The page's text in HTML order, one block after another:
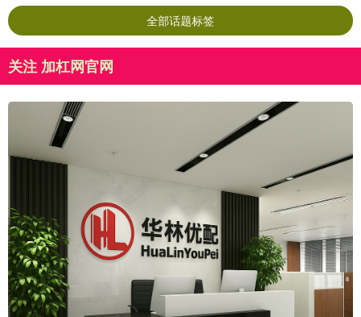
全部话题标签
关注 加杠网官网